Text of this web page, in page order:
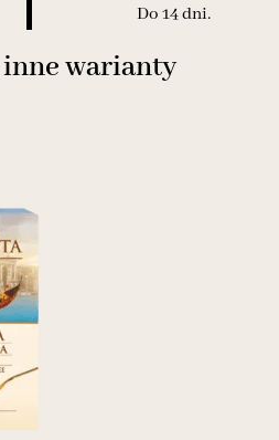
Do 14 dni.
warianty